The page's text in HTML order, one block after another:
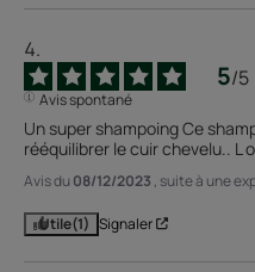
5/5
Avis spontané
Un super shampoing Ce
rééquilibrer le cuir chevelu.. L
Avis du 08/12/2023 , suite à une
Utile(1) Signaler